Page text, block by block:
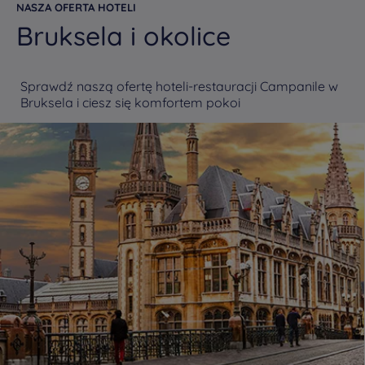
NASZA OFERTA HOTELI
Bruksela i okolice
Sprawdź naszą ofertę hoteli-restauracji Campanile w
Bruksela i ciesz się komfortem pokoi